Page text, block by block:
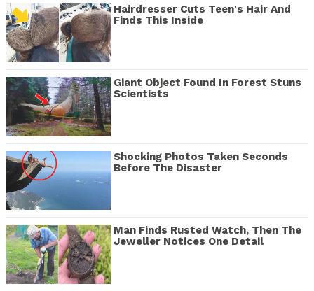
Hairdresser Cuts Teen's Hair And
Finds This Inside
Giant Object Found In Forest Stuns
Scientists
Shocking Photos Taken Seconds
Before The Disaster
Man Finds Rusted Watch, Then The
Jeweller Notices One Detail